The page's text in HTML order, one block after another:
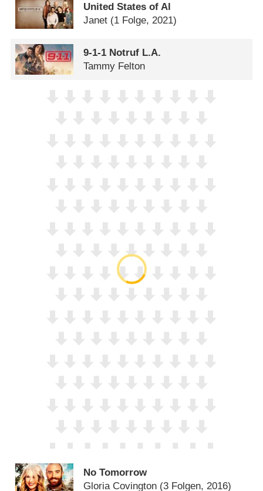
United States of Al
Janet (1 Folge, 2021)
9-1-1 Notruf L.A.
Tammy Felton
No Tomorrow
Gloria Covington (3 Folgen, 2016)